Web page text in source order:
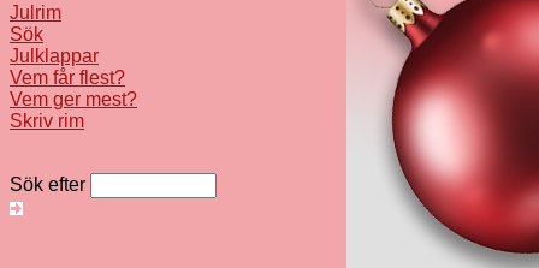
Julrim
Sök
Julklappar
Vem får flest?
Vem ger mest?
Skriv rim
Sök efter